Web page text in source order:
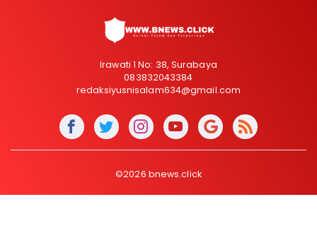
Irawati 1 No: 38, Surabaya
083832043384
redaksiyusnisalam634@gmail.com
©2026 bnews.click